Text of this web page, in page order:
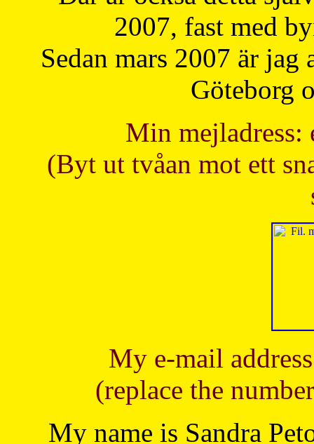
2007, fast med
Sedan mars 2007 är
Göteborg
Min mejladress:
(Byt ut tvåan mot ett
My e-mail
(replace the
My name is Sandra